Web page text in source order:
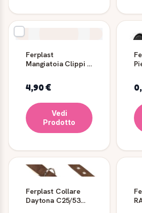
Ferplast
Mangiatoia Clippi l
4,90 €
Vedi
Prodotto
Ferplast Collare
Daytona C25/53